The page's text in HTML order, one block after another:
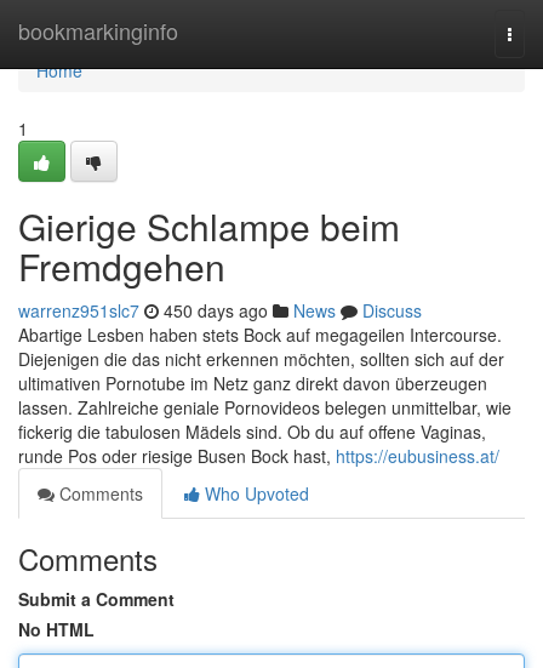
bookmarkinginfo
Home
Home
1
Gierige Schlampe beim
Fremdgehen
warrenz951slc7 450 days ago News
Discuss
Abartige Lesben haben stets Bock auf megageilen Intercourse.
Diejenigen die das nicht erkennen möchten, sollten sich auf der
ultimativen Pornotube im Netz ganz direkt davon überzeugen
lassen. Zahlreiche geniale Pornovideos belegen unmittelbar, wie
fickerig die tabulosen Mädels sind. Ob du auf offene Vaginas,
runde Pos oder riesige Busen Bock hast, https://eubusiness.at/
Comments
Who Upvoted
Comments
Submit a Comment
No HTML